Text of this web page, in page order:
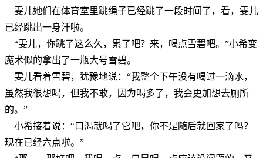
雯儿她们在体育室里跳绳子已经跳了一段时间了，看，雯儿
已经跳出一身汗啦。
“雯儿，你跳了这么久，累了吧？来，喝点雪碧吧。”小希变
魔术似的拿出了一瓶大号雪碧。
雯儿看着雪碧，犹豫地说：“我整个下午没有喝过一滴水，
虽然我很想喝，但我不敢，因为喝多了，我会更加想去厕所
的。”
小希接着说：“口渴就喝了它吧，你不是随后就回家了吗？
现在已经六点啦。”